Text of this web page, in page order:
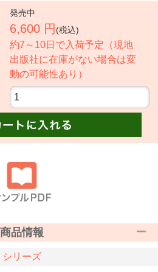
発売中
6,600 円 (税込)
約7～10日で入荷予定（現地
出版社に在庫がない場合は変
動の可能性あり）
商品情報
シリーズ